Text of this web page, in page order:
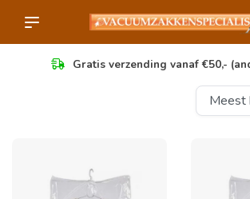
Gratis verzending vanaf €50,-